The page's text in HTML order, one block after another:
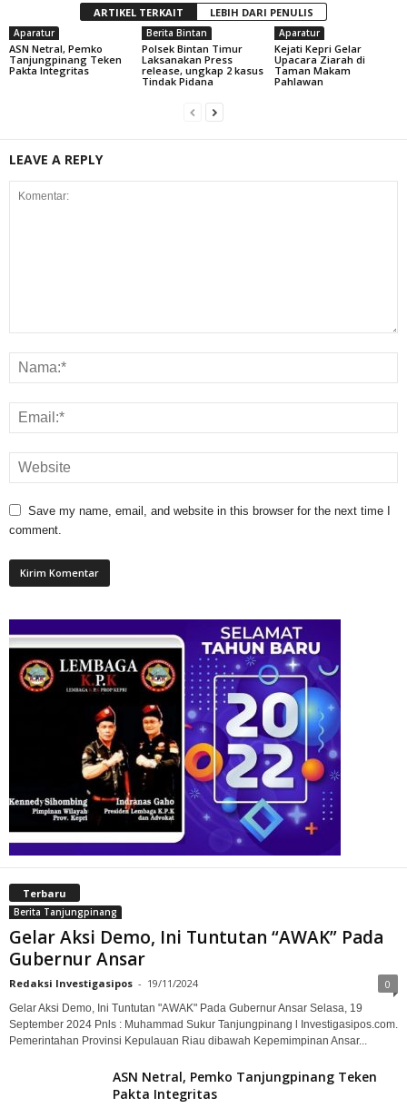
ARTIKEL TERKAIT LEBIH DARI PENULIS
Aparatur
ASN Netral, Pemko
Tanjungpinang Teken
Pakta Integritas
Berita Bintan
Polsek Bintan Timur
Laksanakan Press
release, ungkap 2 kasus
Tindak Pidana
Aparatur
Kejati Kepri Gelar
Upacara Ziarah di
Taman Makam
Pahlawan
LEAVE A REPLY
Save my name, email, and website in this browser for the next time I
comment.
Terbaru
Berita Tanjungpinang
Gelar Aksi Demo, Ini Tuntutan “AWAK” Pada
Gubernur Ansar
Redaksi Investigasipos - 19/11/2024 0
Gelar Aksi Demo, Ini Tuntutan "AWAK" Pada Gubernur Ansar Selasa, 19
September 2024 Pnls : Muhammad Sukur Tanjungpinang l Investigasipos.com.
Pemerintahan Provinsi Kepulauan Riau dibawah Kepemimpinan Ansar...
ASN Netral, Pemko Tanjungpinang Teken
Pakta Integritas